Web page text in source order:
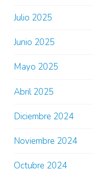
Julio 2025
Junio 2025
Mayo 2025
Abril 2025
Diciembre 2024
Noviembre 2024
Octubre 2024